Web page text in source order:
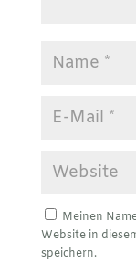
Meinen
Website in
speichern.